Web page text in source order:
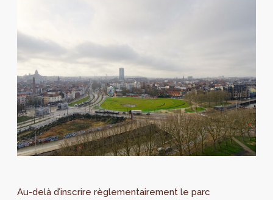
Au-delà d’inscrire règlementairement le parc